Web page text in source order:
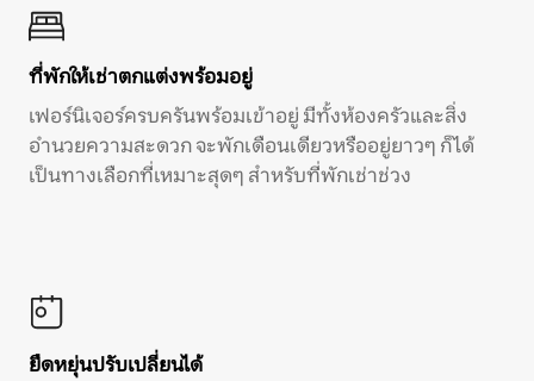
ที่พักให้เช่าตกแต่งพร้อมอยู่
เฟอร์นิเจอร์ครบครันพร้อมเข้าอยู่ มีทั้งห้องครัวและสิ่ง
อำนวยความสะดวก จะพักเดือนเดียวหรืออยู่ยาวๆ ก็ได้
เป็นทางเลือกที่เหมาะสุดๆ สำหรับที่พักเช่าช่วง
ยืดหยุ่นปรับเปลี่ยนได้